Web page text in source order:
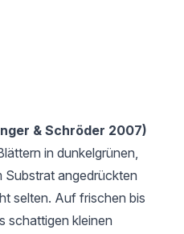
& Schröder 2007)
in dunkelgrünen,
Substrat angedrückten
selten. Auf frischen bis
schattigen kleinen